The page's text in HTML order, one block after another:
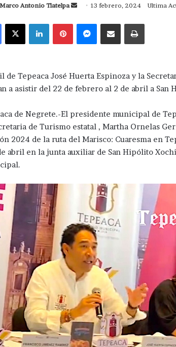
Marco Antonio Tlatelpa
Send
email
13 febrero, 2024 Ultima
Facebook
X LinkedInPinterestMessengerCompartir via CorreoImprimir
de Tepeaca José Huerta Espinoza y la
a asistir del 22 de febrero al 2 de abril a San
de Negrete.-El presidente municipal de
de Turismo estatal , Martha Ornelas
2024 de la ruta del Marisco: Cuaresma en
abril en la junta auxiliar de San Hipólito